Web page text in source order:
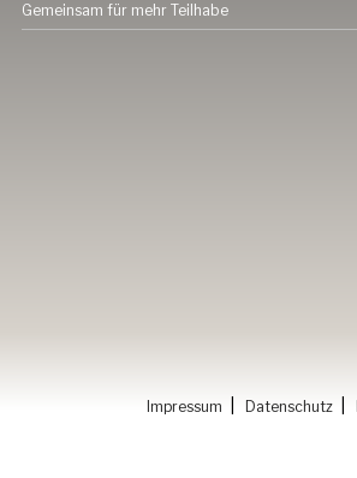
Gemeinsam für mehr Teilhabe
Impressum Datenschutz